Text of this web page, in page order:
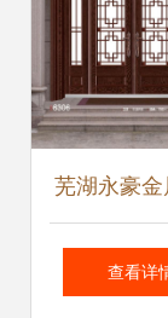
芜湖永豪金
匠心锻造高
查看详